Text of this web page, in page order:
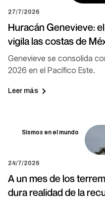
27/7/2026
Huracán Genevieve:
vigila las costas de
Genevieve se consolida
2026 en el Pacífico Este.
Leer más
Sismos en el mundo
24/7/2026
A un mes de los
dura realidad de la